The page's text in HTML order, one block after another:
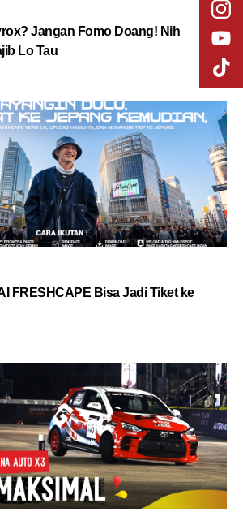
Jangan Fomo Doang! Nih
Lo Tau
FRESHCAPE Bisa Jadi Tiket ke